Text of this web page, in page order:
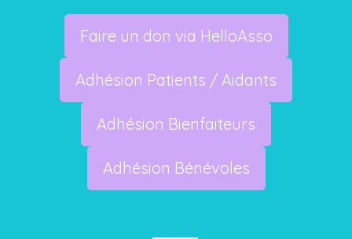
Faire un don via HelloAsso
Adhésion Patients / Aidants
Adhésion Bienfaiteurs
Adhésion Bénévoles